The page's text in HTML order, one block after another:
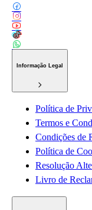
Informação Legal
Política de
Termos e
Condições de
Política de
Resolução
Livro de